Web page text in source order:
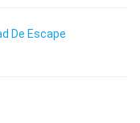
De Escape